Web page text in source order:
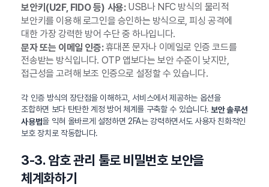
보안키(U2F, FIDO 등) 사용:USB나 NFC 방식의 물리적
보안키를 이용해 로그인을 승인하는 방식으로, 피싱 공격에
대한 가장 강력한 방어 수단 중 하나입니다.
문자 또는 이메일 인증:휴대폰 문자나 이메일로 인증 코드를
전송받는 방식입니다. OTP 앱보다는 보안 수준이 낮지만,
접근성을 고려해 보조 인증으로 설정할 수 있습니다.
각 인증 방식의 장단점을 이해하고, 서비스에서 제공하는 옵션을
조합하면 보다 탄탄한 계정 방어 체계를 구축할 수 있습니다.보안 솔루션
사용법을 익혀 올바르게 설정하면 2FA는 강력하면서도 사용자 친화적인
보호 장치로 작동합니다.
3-3. 암호 관리 툴로 비밀번호 보안을
체계화하기